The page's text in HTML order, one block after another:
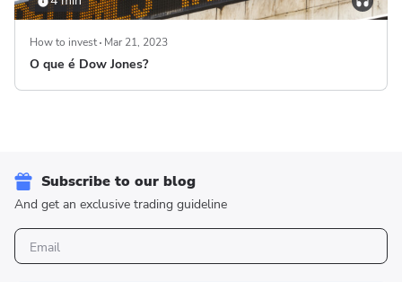
How to invest Mar 21, 2023
O que é Dow Jones?
Subscribe to our blog
And get an exclusive trading guideline